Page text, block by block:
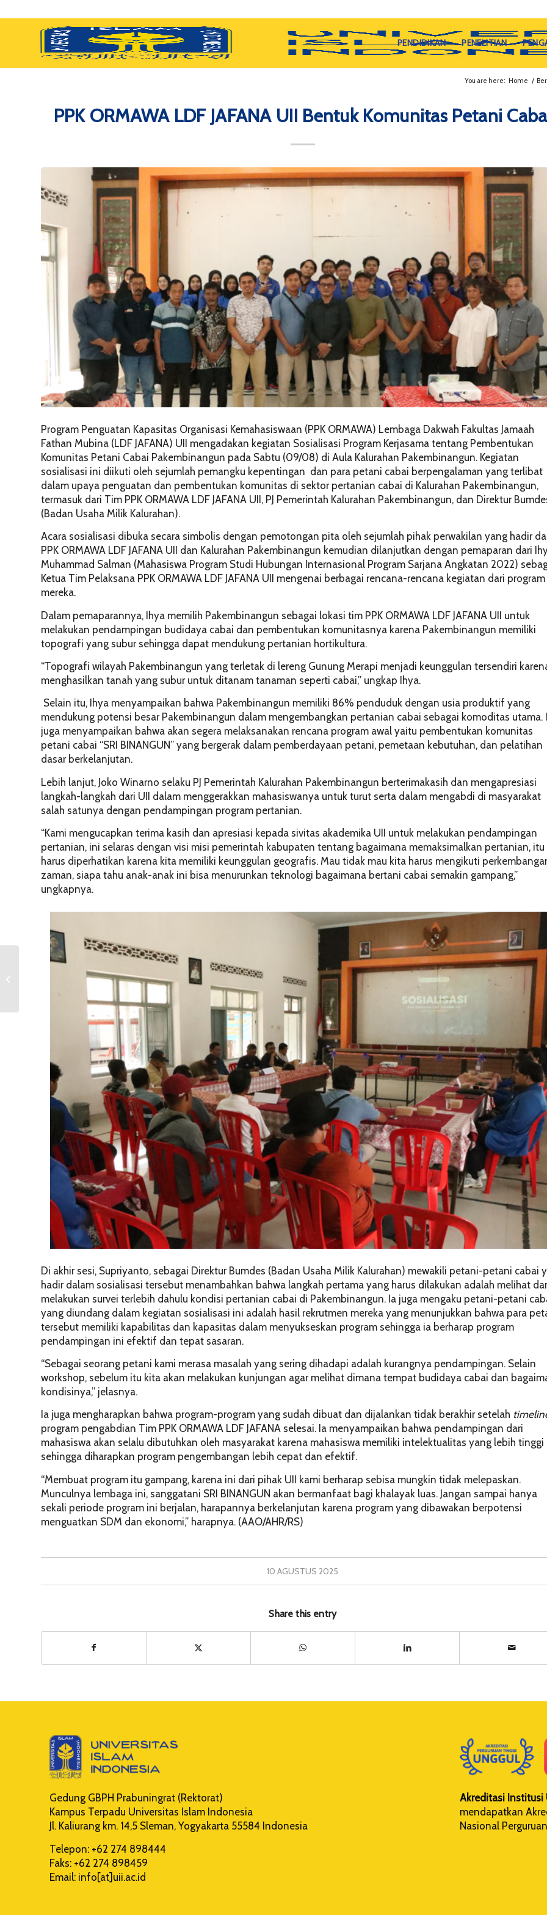
PENDIDIKAN PENELITIAN
You are here: Home /
PPK ORMAWA LDF JAFANA UII Bentuk Komunitas Petani
Program Penguatan Kapasitas Organisasi Kemahasiswaan (PPK ORMAWA) Lembaga Dakwah Fakultas Jamaah
Fathan Mubina (LDF JAFANA) UII mengadakan kegiatan Sosialisasi Program Kerjasama tentang Pembentukan
Komunitas Petani Cabai Pakembinangun pada Sabtu (09/08) di Aula Kalurahan Pakembinangun. Kegiatan
sosialisasi ini diikuti oleh sejumlah pemangku kepentingan dan para petani cabai berpengalaman yang terlibat
dalam upaya penguatan dan pembentukan komunitas di sektor pertanian cabai di Kalurahan Pakembinangun,
termasuk dari Tim PPK ORMAWA LDF JAFANA UII, PJ Pemerintah Kalurahan Pakembinangun, dan Direktur
(Badan Usaha Milik Kalurahan).
Acara sosialisasi dibuka secara simbolis dengan pemotongan pita oleh sejumlah pihak perwakilan yang hadir
PPK ORMAWA LDF JAFANA UII dan Kalurahan Pakembinangun kemudian dilanjutkan dengan pemaparan dari
Muhammad Salman (Mahasiswa Program Studi Hubungan Internasional Program Sarjana Angkatan 2022)
Ketua Tim Pelaksana PPK ORMAWA LDF JAFANA UII mengenai berbagai rencana-rencana kegiatan dari program
mereka.
Dalam pemaparannya, Ihya memilih Pakembinangun sebagai lokasi tim PPK ORMAWA LDF JAFANA UII untuk
melakukan pendampingan budidaya cabai dan pembentukan komunitasnya karena Pakembinangun memiliki
topografi yang subur sehingga dapat mendukung pertanian hortikultura.
“Topografi wilayah Pakembinangun yang terletak di lereng Gunung Merapi menjadi keunggulan tersendiri
menghasilkan tanah yang subur untuk ditanam tanaman seperti cabai,” ungkap Ihya.
Selain itu, Ihya menyampaikan bahwa Pakembinangun memiliki 86% penduduk dengan usia produktif yang
mendukung potensi besar Pakembinangun dalam mengembangkan pertanian cabai sebagai komoditas utama.
juga menyampaikan bahwa akan segera melaksanakan rencana program awal yaitu pembentukan komunitas
petani cabai “SRI BINANGUN” yang bergerak dalam pemberdayaan petani, pemetaan kebutuhan, dan pelatihan
dasar berkelanjutan.
Lebih lanjut, Joko Winarno selaku PJ Pemerintah Kalurahan Pakembinangun berterimakasih dan mengapresiasi
langkah-langkah dari UII dalam menggerakkan mahasiswanya untuk turut serta dalam mengabdi di masyarakat
salah satunya dengan pendampingan program pertanian.
“Kami mengucapkan terima kasih dan apresiasi kepada sivitas akademika UII untuk melakukan pendampingan
pertanian, ini selaras dengan visi misi pemerintah kabupaten tentang bagaimana memaksimalkan pertanian, itu
harus diperhatikan karena kita memiliki keunggulan geografis. Mau tidak mau kita harus mengikuti
zaman, siapa tahu anak-anak ini bisa menurunkan teknologi bagaimana bertani cabai semakin gampang,”
ungkapnya.
Di akhir sesi, Supriyanto, sebagai Direktur Bumdes (Badan Usaha Milik Kalurahan) mewakili petani-petani cabai
hadir dalam sosialisasi tersebut menambahkan bahwa langkah pertama yang harus dilakukan adalah melihat
melakukan survei terlebih dahulu kondisi pertanian cabai di Pakembinangun. Ia juga mengaku petani-petani
yang diundang dalam kegiatan sosialisasi ini adalah hasil rekrutmen mereka yang menunjukkan bahwa para
tersebut memiliki kapabilitas dan kapasitas dalam menyukseskan program sehingga ia berharap program
pendampingan ini efektif dan tepat sasaran.
“Sebagai seorang petani kami merasa masalah yang sering dihadapi adalah kurangnya pendampingan. Selain
workshop, sebelum itu kita akan melakukan kunjungan agar melihat dimana tempat budidaya cabai dan
kondisinya,” jelasnya.
Ia juga mengharapkan bahwa program-program yang sudah dibuat dan dijalankan tidak berakhir setelah
program pengabdian Tim PPK ORMAWA LDF JAFANA selesai. Ia menyampaikan bahwa pendampingan dari
mahasiswa akan selalu dibutuhkan oleh masyarakat karena mahasiswa memiliki intelektualitas yang lebih tinggi
sehingga diharapkan program pengembangan lebih cepat dan efektif.
“Membuat program itu gampang, karena ini dari pihak UII kami berharap sebisa mungkin tidak melepaskan.
Munculnya lembaga ini, sanggatani SRI BINANGUN akan bermanfaat bagi khalayak luas. Jangan sampai hanya
sekali periode program ini berjalan, harapannya berkelanjutan karena program yang dibawakan berpotensi
menguatkan SDM dan ekonomi,” harapnya. (AAO/AHR/RS)
10 AGUSTUS 2025
Share this entry
Gedung GBPH Prabuningrat (Rektorat)
Kampus Terpadu Universitas Islam Indonesia
Jl. Kaliurang km. 14,5 Sleman, Yogyakarta 55584 Indonesia
Telepon: +62 274 898444
Faks: +62 274 898459
Email: info[at]uii.ac.id
Akreditasi Institusi
mendapatkan
Nasional
Global Leadership
Program 2025: Bekal
Menjadi Pemimpin